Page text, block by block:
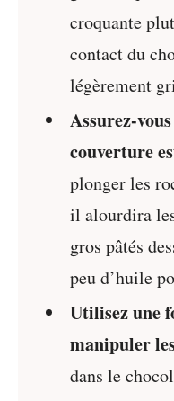
croquante
contact du
légèrement
Assurez-
couverture
plonger les
il alourdira
gros pâtés
peu d’huile
Utilisez une
manipuler
dans le